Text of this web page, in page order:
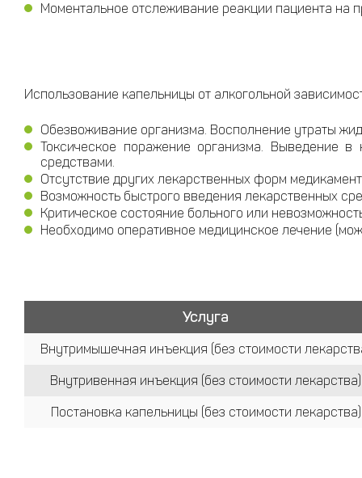
Моментальное отслеживание реакции пациента на
Использование капельницы от алкогольной
Обезвоживание организма. Восполнение утраты
Токсическое поражение организма. Выведение
средствами.
Отсутствие других лекарственных форм
Возможность быстрого введения лекарственных
Критическое состояние больного или
Необходимо оперативное медицинское лечение
Услуга
Внутримышечная инъекция (без стоимости
Внутривенная инъекция (без стоимости лекарства)
Постановка капельницы (без стоимости лекарства)